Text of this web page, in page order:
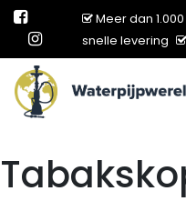
Meer dan
snelle levering
Main